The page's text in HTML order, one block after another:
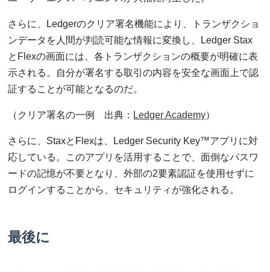
さらに、Ledgerのクリア署名機能により、トランザクショ
ンデータを人間が判読可能な情報に変換し、Ledger Stax
とFlexの画面には、各トランザクションの概要が明確に表
示される。自分が署名する取引の内容を安全な画面上で認
証することが可能となるのだ。
（クリア署名の一例 出典： Ledger Academy）
さらに、StaxとFlexは、Ledger Security Key™アプリに対
応している。このアプリを活用することで、面倒なパスワ
ードの記憶が不要となり、外部の2要素認証を使用せずに
ログインすることから、セキュリティが強化される。
最後に